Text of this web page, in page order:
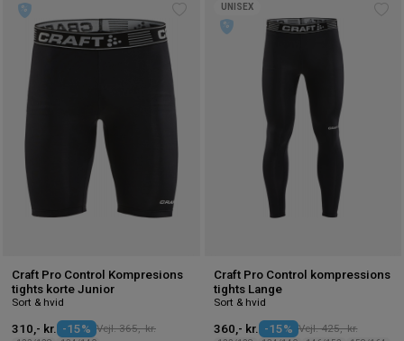
Craft Pro Control Kompresions
tights korte Junior
Sort & hvid
310,- kr. -15% Vejl. 365,- kr.
UNISEX
Craft Pro Control kompressions
tights Lange
Sort & hvid
360,- kr. -15% Vejl. 425,- kr.